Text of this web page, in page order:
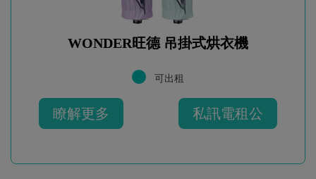
WONDER旺德 吊掛式烘衣機
可出租
瞭解更多 私訊電租公